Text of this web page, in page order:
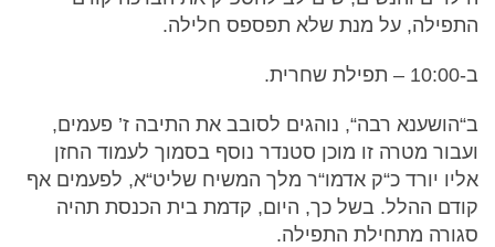
התפילה, על מנת שלא תפספס חלילה.
ב-10:00 – תפילת שחרית.
ב“הושענא רבה“, נוהגים לסובב את התיבה ז’ פעמים,
ועבור מטרה זו מוכן סטנדר נוסף בסמוך לעמוד החזן
אליו יורד כ“ק אדמו“ר מלך המשיח שליט“א, לפעמים אף
קודם ההלל. בשל כך, היום, קדמת בית הכנסת תהיה
סגורה מתחילת התפילה.